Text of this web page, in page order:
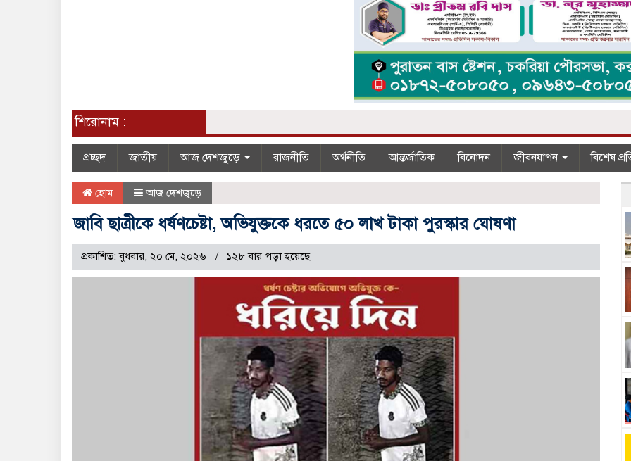
শিরোনাম :
প্রচ্ছদ জাতীয় আজ দেশজুড়ে রাজনীতি অর্থনীতি আন্তর্জাতিক বিনোদন জীবনযাপন বিশেষ
হোম আজ দেশজুড়ে
জাবি ছাত্রীকে ধর্ষণচেষ্টা, অভিযুক্তকে ধরতে ৫০ লাখ টাকা পুরস্কার ঘোষণা
প্রকাশিত: বুধবার, ২০ মে, ২০২৬ ১২৮ বার পড়া হয়েছে